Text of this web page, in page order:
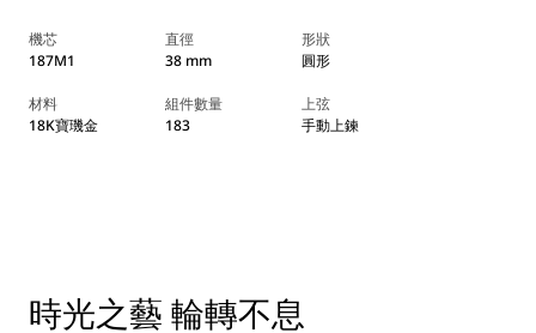
機芯
187M1
直徑
38 mm
形狀
圓形
材料
18K寶璣金
組件數量
183
上弦
手動上鍊
時光之藝 輪轉不息